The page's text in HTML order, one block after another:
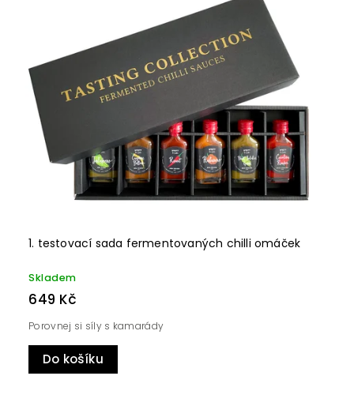
Nejdražší
Nejprodávanější
1. testovací sada fermentovaných chilli omáček
Skladem
649 Kč
Do košíku
Porovnej si síly s kamarády